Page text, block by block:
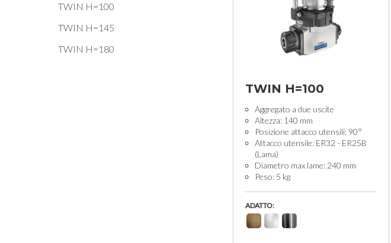
TWIN H=100
TWIN H=145
TWIN H=180
TWIN H=100
Aggregato a due uscite
Altezza: 140 mm
Posizione attacco utensili: 90°
Attacco utensile: ER32 - ER25B
(Lama)
Diametro max lame: 240 mm
Peso: 5 kg
ADATTO: